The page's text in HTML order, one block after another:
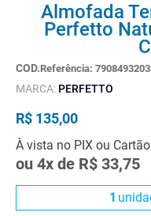
Almofada
Perfetto
Referência:
MARCA: PERFETTO
R$ 135,00
À vista no PIX ou
ou 4x de R$ 33,75
1
andadores
meia compressao
3º
cadeira rodas
4º
bota imobilizadora
5º
andador
6º
imobilizador joelho
8º
tipoia